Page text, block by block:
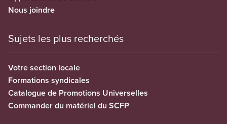
Nous joindre
Sujets les plus recherchés
Votre section locale
Formations syndicales
Catalogue de Promotions Universelles
Commander du matériel du SCFP